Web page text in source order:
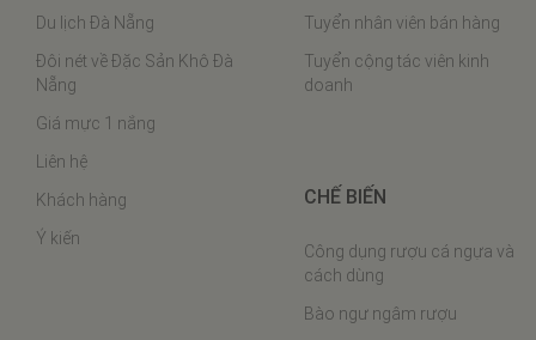
Du lịch Đà Nẵng
Đôi nét về Đặc Sản Khô Đà
Nẵng
Giá mực 1 nắng
Liên hệ
Khách hàng
Ý kiến
Tuyển nhân viên bán hàng
Tuyển cộng tác viên kinh
doanh
CHẾ BIẾN
Công dụng rượu cá ngựa và
cách dùng
Bào ngư ngâm rượu